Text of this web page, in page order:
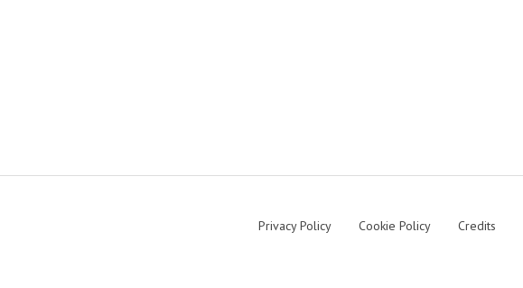
Privacy Policy Cookie Policy Credits